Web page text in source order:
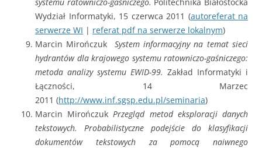
Wydział Informatyki, 15 czerwca 2011 (autoreferat na
serwerze WI | referat pdf na serwerze lokalnym)
Marcin Mirończuk System informacyjny na temat sieci
hydrantów dla krajowego systemu ratowniczo-gaśniczego:
metoda analizy systemu EWID-99. Zakład Informatyki i
Łączności, 14 Marzec
2011 (http://www.inf.sgsp.edu.pl/seminaria)
Marcin MirończukPrzegląd metod eksploracji danych
tekstowych. Probabilistyczne podejście do klasyfikacji
dokumentów tekstowych za pomocą naiwnego